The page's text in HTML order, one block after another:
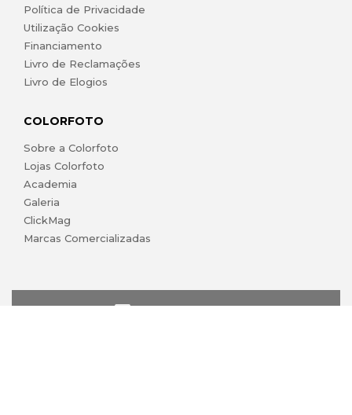
Política de Privacidade
Utilização Cookies
Financiamento
Livro de Reclamações
Livro de Elogios
COLORFOTO
Sobre a Colorfoto
Lojas Colorfoto
Academia
Galeria
ClickMag
Marcas Comercializadas
lojaonline@colorfoto.pt